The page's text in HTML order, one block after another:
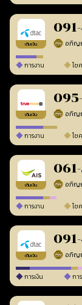
เติมเงิน
การงาน โช
เติมเงิน
การงาน โช
เติมเงิน
การงาน โช
เติมเงิน
การเงิน กา